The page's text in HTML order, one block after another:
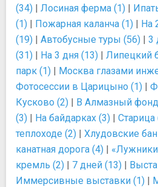
(34) | Лосиная ферма (1) |
(1) | Пожарная каланча (1) | На
(19) | Автобусные туры (56) | 3
(31) | На 3 дня (13) | Липецкий
парк (1) | Москва глазами
Фотосессии в Царицыно (1) |
Кусково (2) | В Алмазный
(3) | На байдарках (3) | Старица
теплоходе (2) | Хлудовские
канатная дорога (4) |
кремль (2) | 7 дней (13) |
Иммерсивные выставки (1) |